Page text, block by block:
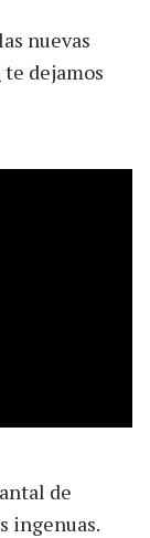
nuevas
te dejamos
de
ingenuas.